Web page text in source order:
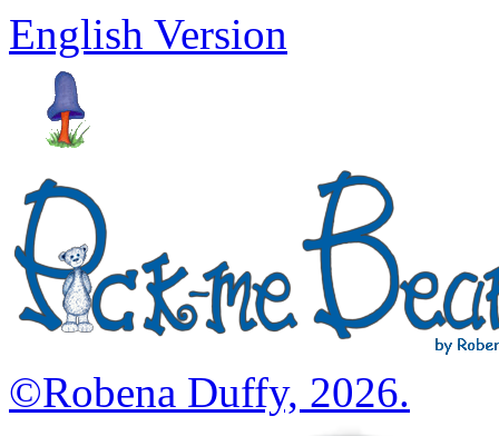
English Version
©Robena Duffy, 2026.